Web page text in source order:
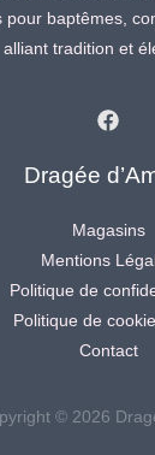
pour baptêmes,
alliant tradition et
Dragée
Magasins
Mentions
Politique de
Politique de
Contact
© 2026